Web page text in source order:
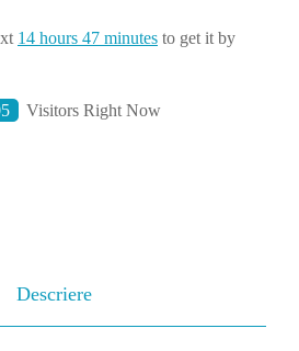
14 hours 47 minutes to get it by
Visitors Right Now
Descriere